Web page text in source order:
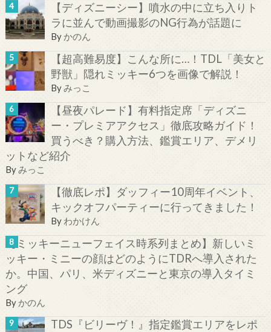
【ディズニーシー】噴水の中に立ち入りト
ラに並んで動画撮影のNG行為が話題に
By かのん
【超高難易度】こんな所に…！TDL「美女と
野獣」隠れミッキー6つを画像で解説！
Byみっこ
【昼夜パレード】有料指定席「ディズニ
ー・プレミアアクセス」徹底攻略ガイド！
買うべき？購入方法、鑑賞エリア、デメリ
ットなど紹介
Byみっこ
【徹底レポ】ダッフィー10周年イベント、
キックオフパーティーに行ってきました！
By わかけん
【ミッキーニューフェイス時系列まとめ】新しいミ
ッキー・ミニーの顔はどのようにTDRへ導入された
か。中国、パリ、米ディズニーと東京の導入タイミ
ング
By かのん
TDS『ビリーヴ！』指定鑑賞エリアをレポ